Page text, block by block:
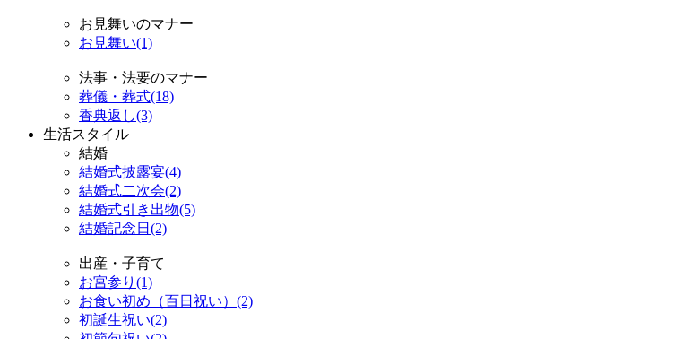
お見舞いのマナー
お見舞い(1)
法事・法要のマナー
葬儀・葬式(18)
香典返し(3)
生活スタイル
結婚
結婚式披露宴(4)
結婚式二次会(2)
結婚式引き出物(5)
結婚記念日(2)
出産・子育て
お宮参り(1)
お食い初め（百日祝い）(2)
初誕生祝い(2)